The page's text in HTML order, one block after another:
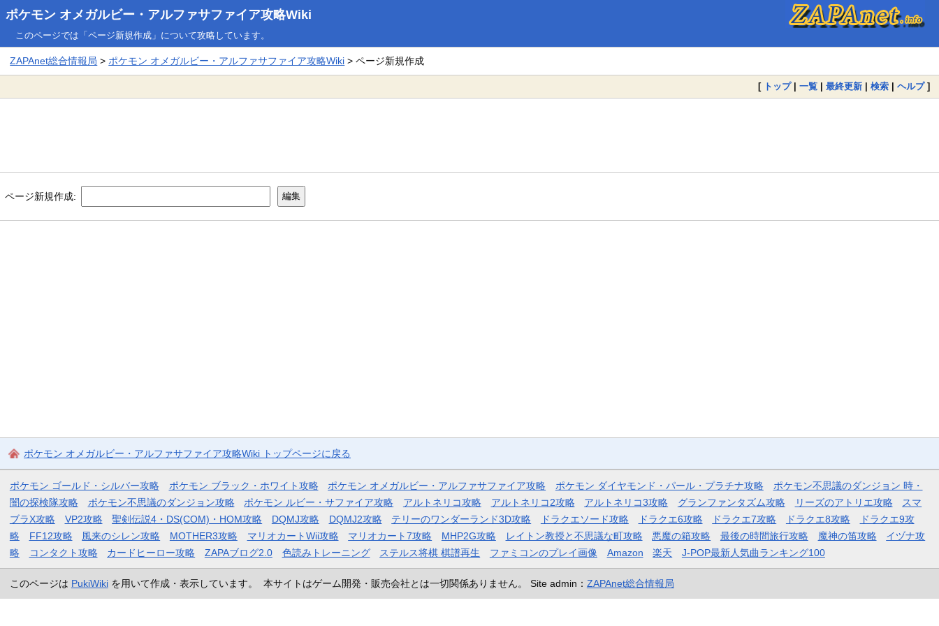
ポケモン オメガルビー・アルファサファイア攻略Wiki
このページでは「ページ新規作成」について攻略しています。
ZAPAnet総合情報局 >ポケモン オメガルビー・アルファサファイア攻略Wiki > ページ新規作成
[ トップ| 一覧 | 最終更新 | 検索 | ヘルプ]
ページ新規作成:
ポケモン オメガルビー・アルファサファイア攻略Wiki トップページに戻る
ポケモン ゴールド・シルバー攻略 ポケモン ブラック・ホワイト攻略 ポケモン オメガルビー・アルファサファイア攻略 ポケモン ダイヤモンド・パール・プラチナ攻略
ポケモン不思議のダンジョン 時・
闇の探検隊攻略
ポケモン不思議のダンジョン攻略 ポケモン ルビー・サファイア攻略 アルトネリコ攻略 アルトネリコ2攻略 アルトネリコ3攻略 グランファンタズム攻略 リーズのアトリエ攻略
スマ
ブラX攻略
VP2攻略 聖剣伝説4・DS(COM)・HOM攻略 DQMJ攻略 DQMJ2攻略 テリーのワンダーランド3D攻略 ドラクエソード攻略 ドラクエ6攻略 ドラクエ7攻略 ドラクエ8攻略
ドラクエ9攻
略
FF12攻略 風来のシレン攻略 MOTHER3攻略 マリオカートWii攻略 マリオカート7攻略 MHP2G攻略 レイトン教授と不思議な町攻略 悪魔の箱攻略 最後の時間旅行攻略 魔神の笛攻略
イヅナ攻
略
コンタクト攻略 カードヒーロー攻略 ZAPAブログ2.0 色読みトレーニング ステルス将棋 棋譜再生 ファミコンのプレイ画像 Amazon 楽天 J-POP最新人気曲ランキング100
このページは PukiWikiを用いて作成・表示しています。 本サイトはゲーム開発・販売会社とは一切関係ありません。 Site admin： ZAPAnet総合情報局